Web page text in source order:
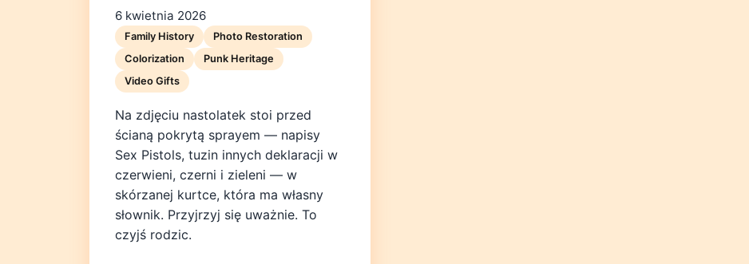
6 kwietnia 2026
Family History
Photo Restoration
Colorization
Punk Heritage
Video Gifts
Na zdjęciu nastolatek stoi przed
ścianą pokrytą sprayem — napisy
Sex Pistols, tuzin innych deklaracji w
czerwieni, czerni i zieleni — w
skórzanej kurtce, która ma własny
słownik. Przyjrzyj się uważnie. To
czyjś rodzic.